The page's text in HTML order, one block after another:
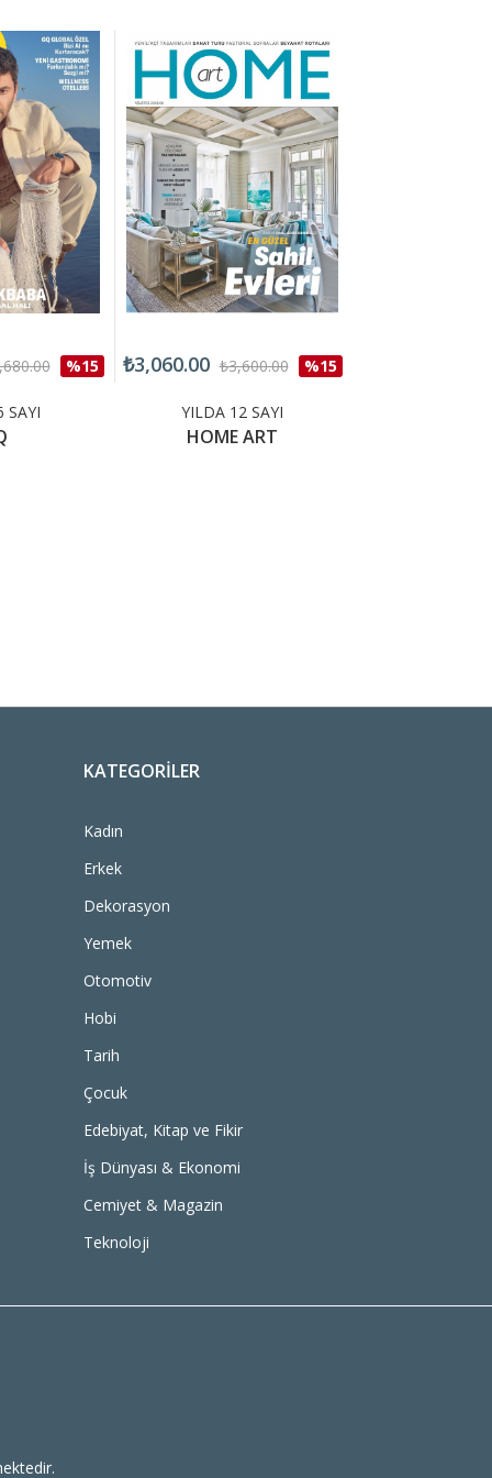
%15
SAYI
₺3,060.00 ₺3,600.00 %15
YILDA 12 SAYI
HOME ART
KATEGORILER
Kadın
Erkek
Dekorasyon
Yemek
Otomotiv
Hobi
Tarih
Çocuk
Edebiyat, Kitap ve Fikir
İş Dünyası & Ekonomi
Cemiyet & Magazin
Teknoloji